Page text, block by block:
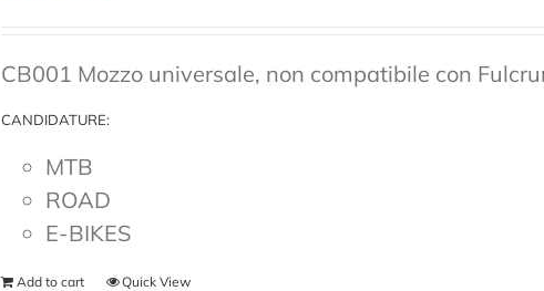
CB001 Mozzo universale, non compatibile con
CANDIDATURE:
MTB
ROAD
E-BIKES
Add to cart Quick View